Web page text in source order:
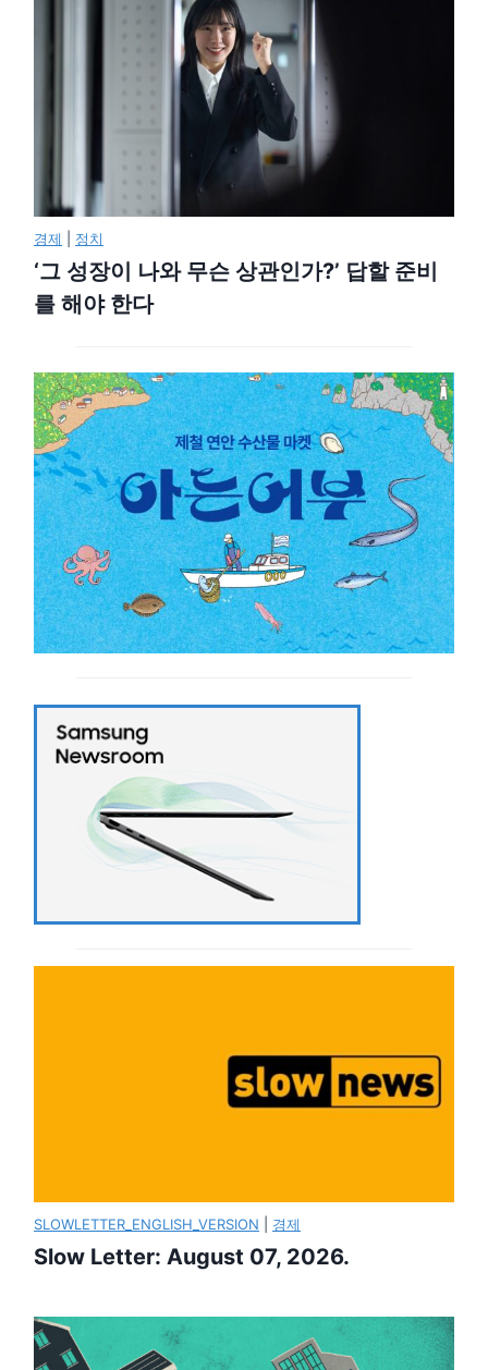
경제 정치
‘그 성장이 나와 무슨 상관인가?’ 답할 준비
를 해야 한다
SLOWLETTER_ENGLISH_VERSION 경제
Slow Letter: August 07, 2026.